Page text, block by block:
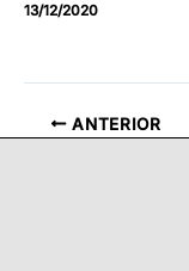
13/12/2020
ANTERIOR